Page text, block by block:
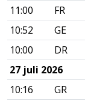
11:00
FR
10:52
GE
10:00
DR
27 juli 2026
10:16
GR